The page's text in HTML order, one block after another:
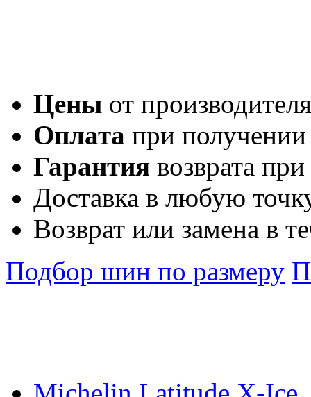
Цены от производителя
Оплата при получении
Гарантия возврата
Доставка в любую
Возврат или замена в
Подбор шин по размеру